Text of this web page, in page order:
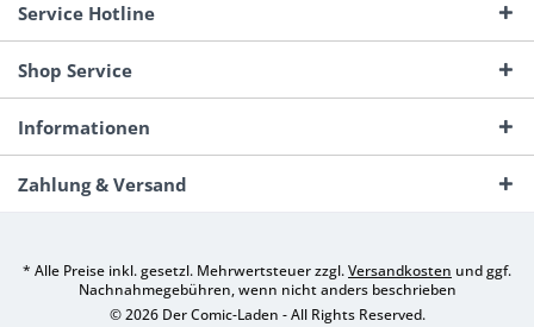
Service Hotline
Shop Service
Informationen
Zahlung & Versand
* Alle Preise inkl. gesetzl. Mehrwertsteuer zzgl.Versandkosten und ggf.
Nachnahmegebühren, wenn nicht anders beschrieben
© 2026 Der Comic-Laden - All Rights Reserved.